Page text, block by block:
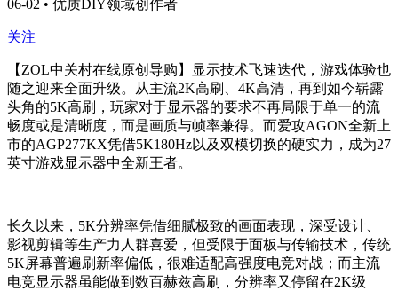
06-02 • 优质DIY领域创作者
关注
【ZOL中关村在线原创导购】显示技术飞速迭代，游戏体验也
随之迎来全面升级。从主流2K高刷、4K高清，再到如今崭露
头角的5K高刷，玩家对于显示器的要求不再局限于单一的流
畅度或是清晰度，而是画质与帧率兼得。而爱攻AGON全新上
市的AGP277KX凭借5K180Hz以及双模切换的硬实力，成为27
英寸游戏显示器中全新王者。
长久以来，5K分辨率凭借细腻极致的画面表现，深受设计、
影视剪辑等生产力人群喜爱，但受限于面板与传输技术，传统
5K屏幕普遍刷新率偏低，很难适配高强度电竞对战；而主流
电竞显示器虽能做到数百赫兹高刷，分辨率又停留在2K级